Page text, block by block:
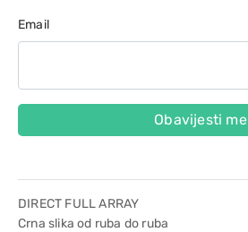
Email
Obavijesti me
DIRECT FULL ARRAY
Crna slika od ruba do ruba